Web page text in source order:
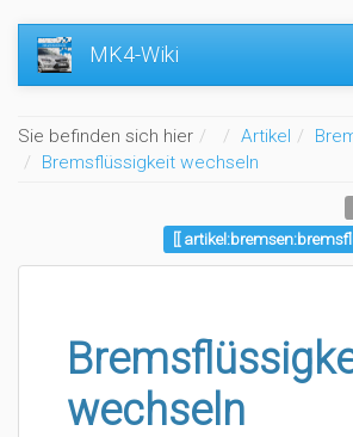
MK4-Wiki
Sie befinden sich hier Home
Artikel
Bremsflüssigkeit wechseln
wechseln